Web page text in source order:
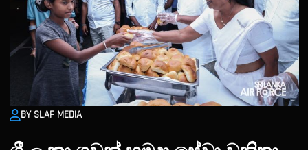
BY SLAF MEDIA